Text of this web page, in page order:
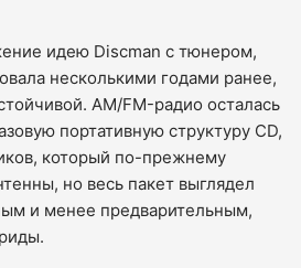
идею Discman с тюнером,
несколькими годами ранее,
AM/FM-радио осталась
портативную структуру CD,
который по-прежнему
но весь пакет выглядел
и менее предварительным,